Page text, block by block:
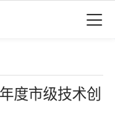
度市级技术创